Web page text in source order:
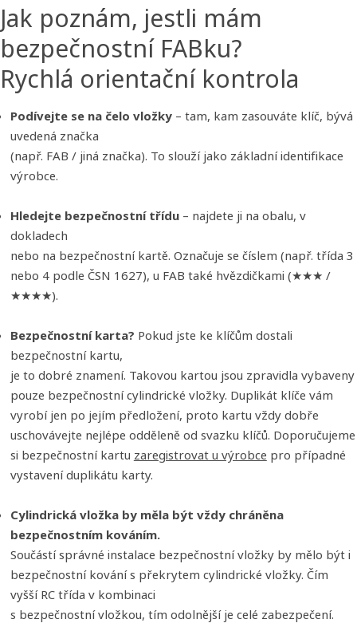
Jak poznám, jestli mám
bezpečnostní FABku?
Rychlá orientační kontrola
Podívejte se na čelo vložky– tam, kam zasouváte klíč, bývá
uvedená značka
(např. FAB / jiná značka). To slouží jako základní identifikace
výrobce.
Hledejte bezpečnostní třídu– najdete ji na obalu, v
dokladech
nebo na bezpečnostní kartě. Označuje se číslem (např. třída 3
nebo 4 podle ČSN 1627), u FAB také hvězdičkami (★★★ /
★★★★).
Bezpečnostní karta? Pokud jste ke klíčům dostali
bezpečnostní kartu,
je to dobré znamení. Takovou kartou jsou zpravidla vybaveny
pouze bezpečnostní cylindrické vložky. Duplikát klíče vám
vyrobí jen po jejím předložení, proto kartu vždy dobře
uschovávejte nejlépe odděleně od svazku klíčů. Doporučujeme
si bezpečnostní kartu zaregistrovat u výrobce pro případné
vystavení duplikátu karty.
Cylindrická vložka by měla být vždy chráněna
bezpečnostním kováním.
Součástí správné instalace bezpečnostní vložky by mělo být i
bezpečnostní kování s překrytem cylindrické vložky. Čím
vyšší RC třída v kombinaci
s bezpečnostní vložkou, tím odolnější je celé zabezpečení.